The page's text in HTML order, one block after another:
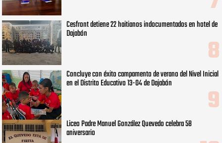
Cesfront detiene 22 haitianos indocumentados en hotel de
Dajabón
Concluye con éxito campamento de verano del Nivel Inicial
en el Distrito Educativo 13-04 de Dajabón
Liceo Padre Manuel González Quevedo celebra 58
aniversario